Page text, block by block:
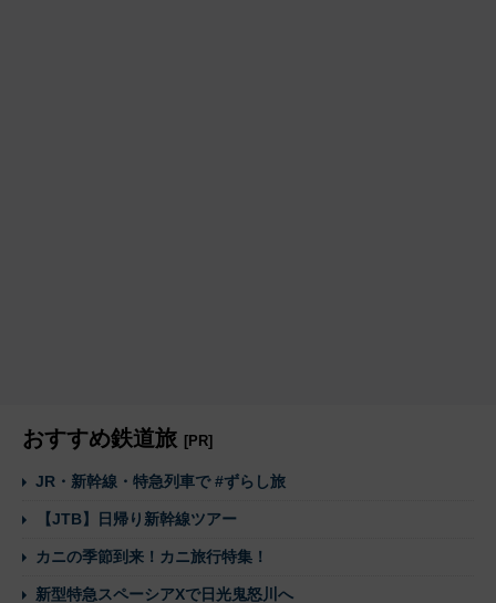
おすすめ鉄道旅 [PR]
JR・新幹線・特急列車で #ずらし旅
【JTB】日帰り新幹線ツアー
カニの季節到来！カニ旅行特集！
新型特急スペーシアXで日光鬼怒川へ